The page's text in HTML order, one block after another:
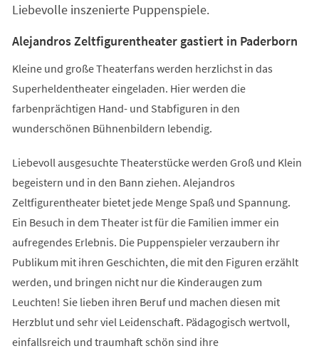
Liebevolle inszenierte Puppenspiele.
Alejandros Zeltfigurentheater gastiert in Paderborn
Kleine und große Theaterfans werden herzlichst in das
Superheldentheater eingeladen. Hier werden die
farbenprächtigen Hand- und Stabfiguren in den
wunderschönen Bühnenbildern lebendig.
Liebevoll ausgesuchte Theaterstücke werden Groß und Klein
begeistern und in den Bann ziehen. Alejandros
Zeltfigurentheater bietet jede Menge Spaß und Spannung.
Ein Besuch in dem Theater ist für die Familien immer ein
aufregendes Erlebnis. Die Puppenspieler verzaubern ihr
Publikum mit ihren Geschichten, die mit den Figuren erzählt
werden, und bringen nicht nur die Kinderaugen zum
Leuchten! Sie lieben ihren Beruf und machen diesen mit
Herzblut und sehr viel Leidenschaft. Pädagogisch wertvoll,
einfallsreich und traumhaft schön sind ihre